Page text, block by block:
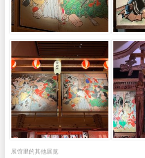
展馆里的其他展览